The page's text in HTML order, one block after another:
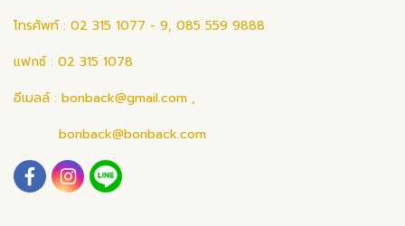
โทรศัพท์ : 02 315 1077 - 9, 085 559 9888
แฟกซ์ : 02 315 1078
อีเมลล์ : bonback@gmail.com ,
bonback@bonback.com